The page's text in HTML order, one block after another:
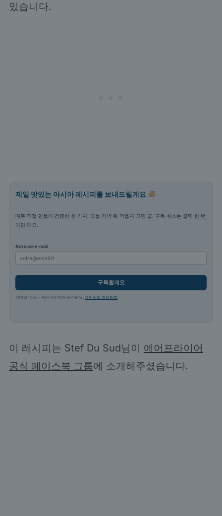
있습니다.
제일 맛있는 아시아 레시피를 보내드릴게요
매주 직접 만들어 검증한 한 가지, 오늘 저녁 뭐 먹을지 고민 끝. 구독 취소는 클릭 한 번
이면 돼요.
Adresse e-mail
구독할게요
이메일 주소는 저만 안전하게 보관해요.개인정보 처리방침 .
이 레시피는 Stef Du Sud님이 에어프라이어
공식 페이스북 그룹에 소개해주셨습니다.